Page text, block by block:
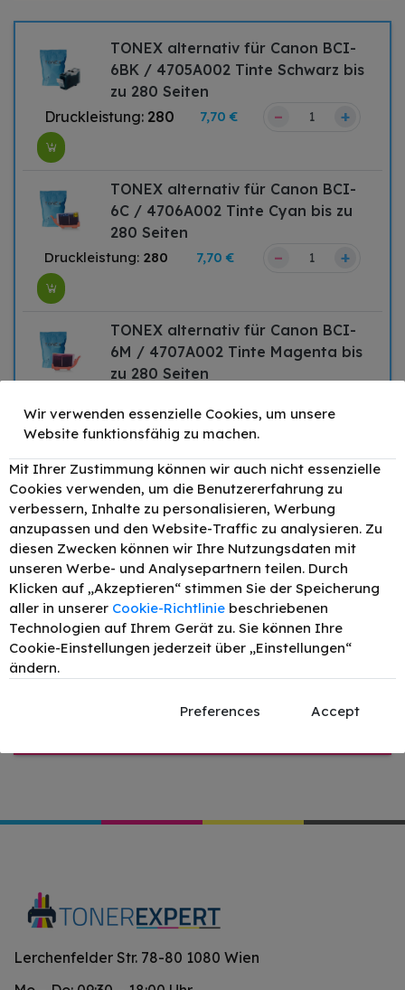
TONEX alternativ für Canon BCI-
6BK / 4705A002 Tinte Schwarz bis
zu 280 Seiten
Druckleistung: 280 7,70 € – +
TONEX alternativ für Canon BCI-
6C / 4706A002 Tinte Cyan bis zu
280 Seiten
Druckleistung: 280 7,70 € – +
TONEX alternativ für Canon BCI-
6M / 4707A002 Tinte Magenta bis
zu 280 Seiten
Alle Original Produkte für
Canon S900
Original Canon BCI-6BK /
4705A002 Tinte Schwarz bis zu
Lerchenfelder Str. 78-80 1080 Wien
Wir verwenden essenzielle Cookies, um unsere
Website funktionsfähig zu machen.
Mit Ihrer Zustimmung können wir auch nicht essenzielle
Cookies verwenden, um die Benutzererfahrung zu
verbessern, Inhalte zu personalisieren, Werbung
anzupassen und den Website-Traffic zu analysieren. Zu
diesen Zwecken können wir Ihre Nutzungsdaten mit
unseren Werbe- und Analysepartnern teilen. Durch
Klicken auf „Akzeptieren“ stimmen Sie der Speicherung
aller in unserer Cookie-Richtlinie beschriebenen
Technologien auf Ihrem Gerät zu. Sie können Ihre
Cookie-Einstellungen jederzeit über „Einstellungen“
ändern.
Preferences Accept